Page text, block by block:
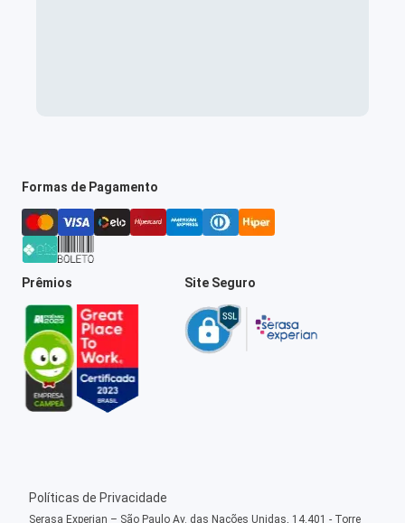
Formas de Pagamento
Prêmios Site Seguro
Políticas de Privacidade
Serasa Experian – São Paulo Av. das Nações Unidas, 14.401 - Torre